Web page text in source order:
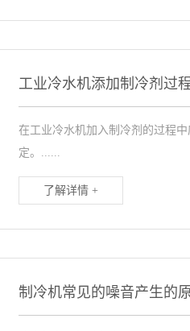
工业冷水机添加制冷剂过
在工业冷水机加入制冷剂的过程
定。......
了解详情 +
制冷机常见的噪音产生的